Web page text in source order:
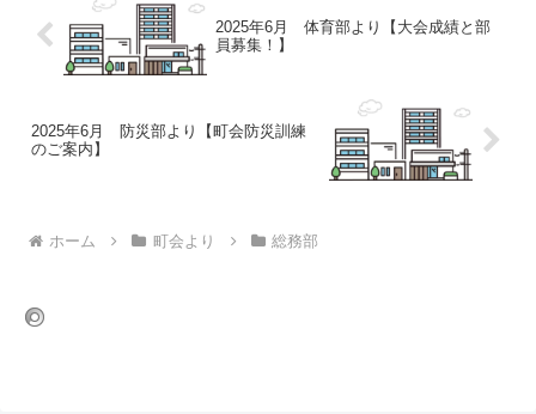
2025年6月 体育部より【大会成績と部
員募集！】
2025年6月 防災部より【町会防災訓練
のご案内】
ホーム 町会より 総務部